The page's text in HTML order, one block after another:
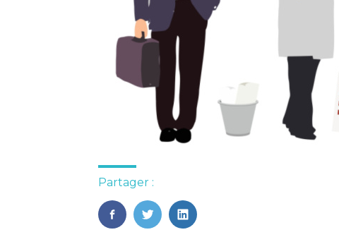
Partager :
FaceBook
TwitterLinkedIn